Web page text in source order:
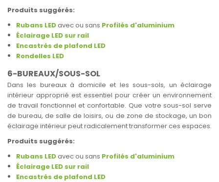
Produits suggérés:
Rubans LEDavec ou sans Profilés d'aluminium
Éclairage LED sur rail
Encastrés de plafond LED
Rondelles LED
6-BUREAUX/SOUS-SOL
Dans les bureaux à domicile et les sous-sols, un éclairage
intérieur approprié est essentiel pour créer un environnement
de travail fonctionnel et confortable. Que votre sous-sol serve
de bureau, de salle de loisirs, ou de zone de stockage, un bon
éclairage intérieur peut radicalement transformer ces espaces.
Produits suggérés:
Rubans LEDavec ou sans Profilés d'aluminium
Éclairage LED sur rail
Encastrés de plafond LED